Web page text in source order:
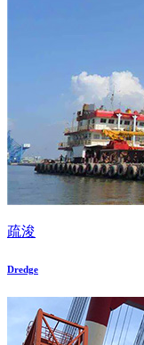
疏浚
Dredge